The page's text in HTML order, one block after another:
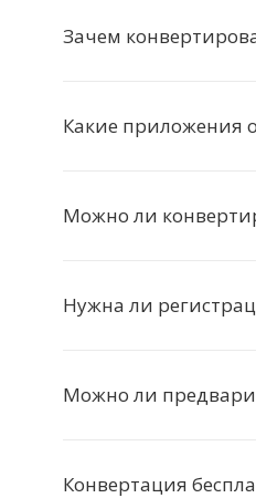
Зачем
Какие приложения
Можно ли
Нужна ли
Можно ли
Конвертация